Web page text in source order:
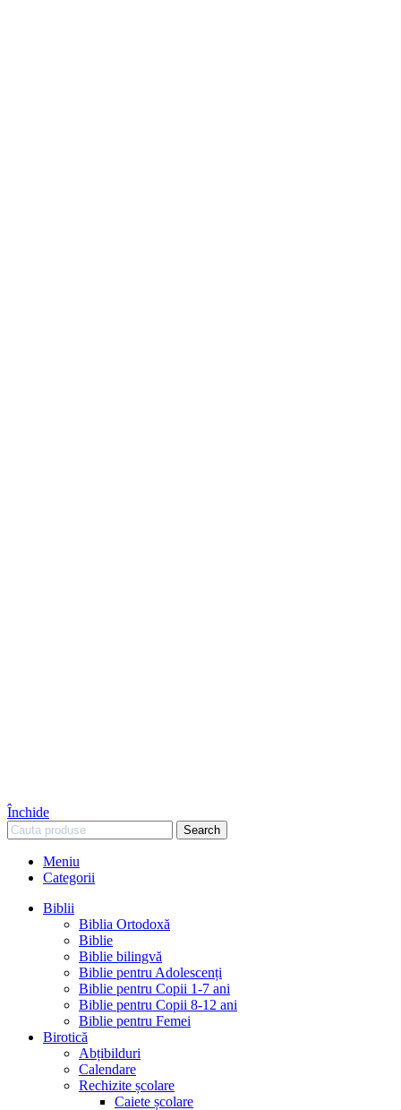
Închide
Search
Meniu
Categorii
Biblii
Biblia Ortodoxă
Biblie
Biblie bilingvă
Biblie pentru Adolescenți
Biblie pentru Copii 1-7 ani
Biblie pentru Copii 8-12 ani
Biblie pentru Femei
Birotică
Abțibilduri
Calendare
Rechizite școlare
Caiete școlare